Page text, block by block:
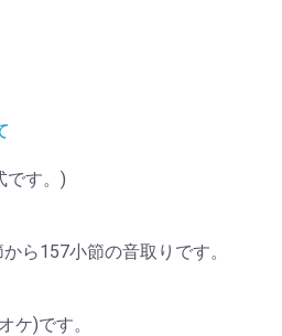
です。)
ら157小節の音取りです。
ケ)です。